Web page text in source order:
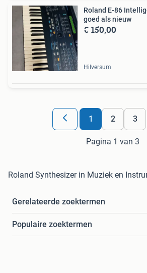
Roland E-86
goed als nieuw
€ 150,00
Hilversum
1 2 3
Pagina 1 van 3
Roland Synthesizer in Muziek en
Gerelateerde zoektermen
Populaire zoektermen